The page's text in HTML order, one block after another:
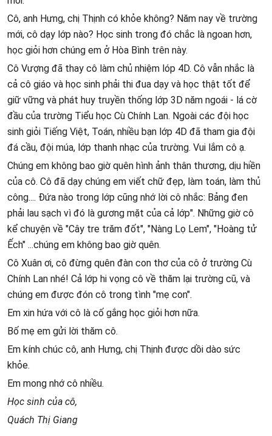
Cô, anh Hưng, chị Thịnh có khỏe không? Năm nay về trường
mới, cô dạy lớp nào? Học sinh trong đó chắc là ngoan hơn,
học giỏi hơn chúng em ở Hòa Bình trên này.
Cô Vượng đã thay cô làm chủ nhiệm lóp 4D. Cô vẫn nhắc là
cả cô giáo và học sinh phải thi đua dạy và học thật tốt để
giữ vững và phát huy truyền thống lớp 3D năm ngoái - lá cờ
đầu của trường Tiểu học Cù Chính Lan. Ngoài các đội học
sinh giỏi Tiếng Việt, Toán, nhiều bạn lớp 4D đã tham gia đội
đá cầu, đội múa, lớp thanh nhạc của trường. Vui lắm cô ạ.
Chúng em không bao giờ quên hình ảnh thân thương, dịu hiền
của cô. Cô đã dạy chúng em viết chữ đẹp, làm toán, làm thủ
công.... Đứa nào trong lớp cũng nhớ lời cô nhắc: Bảng đen
phải lau sạch vì đó là gương mặt của cả lớp". Những giờ cô
kể chuyện về "Cây tre trăm đốt", "Nàng Lọ Lem", "Hoàng tử
Ếch" ...chúng em không bao giờ quên.
Cô Xuân ơi, cô đừng quên đàn con thơ của cô ở trường Cù
Chính Lan nhé! Cả lớp hi vọng cô về thăm lại trường cũ, và
chúng em được đón cô trong tình "mẹ con".
Em xin hứa với cô là cố gắng học giỏi hơn nữa.
Bố mẹ em gửi lời thăm cô.
Em kính chúc cô, anh Hưng, chị Thịnh được dồi dào sức
khỏe.
Em mong nhớ cô nhiều.
Học sinh của cô,
Quách Thị Giang